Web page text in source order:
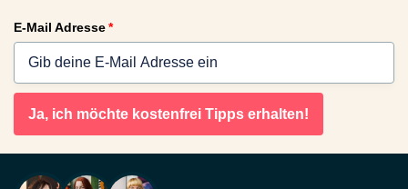
E-Mail Adresse*
Ja, ich möchte kostenfrei Tipps erhalten!